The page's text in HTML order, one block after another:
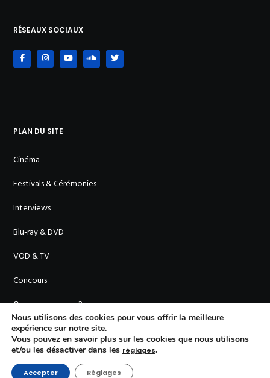
RÉSEAUX SOCIAUX
PLAN DU SITE
Cinéma
Festivals & Cérémonies
Interviews
Blu-ray & DVD
VOD & TV
Concours
Qui sommes-nous ?
Nous utilisons des cookies pour vous offrir la meilleure
expérience sur notre site.
Vous pouvez en savoir plus sur les cookies que nous utilisons
et/ou les désactiver dans les réglages.
Accepter Réglages